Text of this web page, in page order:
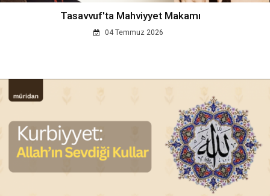
Tasavvuf'ta Mahviyyet Makamı
04 Temmuz 2026